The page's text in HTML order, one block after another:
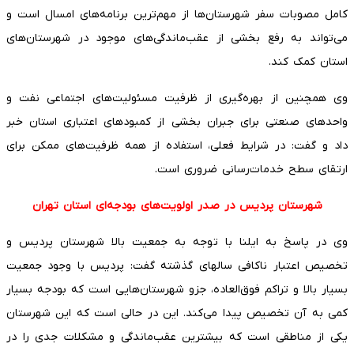
کامل مصوبات سفر شهرستان‌ها از مهم‌ترین برنامه‌های امسال است و
می‌تواند به رفع بخشی از عقب‌ماندگی‌های موجود در شهرستان‌های
استان کمک کند.
وی همچنین از بهره‌گیری از ظرفیت مسئولیت‌های اجتماعی نفت و
واحدهای صنعتی برای جبران بخشی از کمبودهای اعتباری استان خبر
داد و گفت: در شرایط فعلی، استفاده از همه ظرفیت‌های ممکن برای
ارتقای سطح خدمات‌رسانی ضروری است.
شهرستان پردیس در صدر اولویت‌های بودجه‌ای استان تهران
وی در پاسخ به ایلنا با توجه به جمعیت بالا شهرستان پردیس و
تخصیص اعتبار ناکافی سالهای گذشته گفت: پردیس با وجود جمعیت
بسیار بالا و تراکم فوق‌العاده، جزو شهرستان‌هایی است که بودجه بسیار
کمی به آن تخصیص پیدا می‌کند. این در حالی است که این شهرستان
یکی از مناطقی است که بیشترین عقب‌ماندگی و مشکلات جدی را در